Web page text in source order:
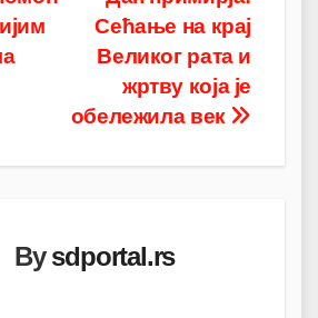
Сећање на крај
Великог рата и
жртву која је
обележила век
Bysdportal.rs